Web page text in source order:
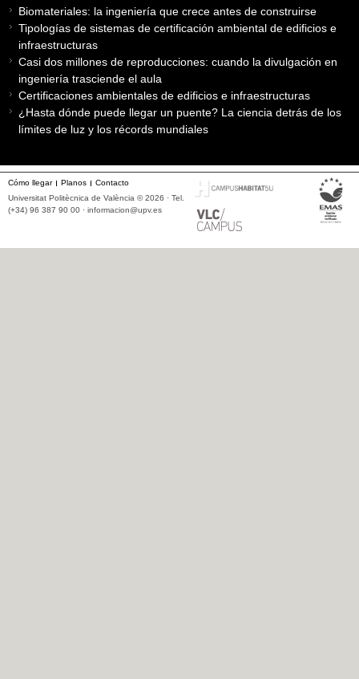
Biomateriales: la ingeniería que crece antes de construirse
Tipologías de sistemas de certificación ambiental de edificios e
infraestructuras
Casi dos millones de reproducciones: cuando la divulgación en
ingeniería trasciende el aula
Certificaciones ambientales de edificios e infraestructuras
¿Hasta dónde puede llegar un puente? La ciencia detrás de los
límites de luz y los récords mundiales
Cómo llegar Planos
Contacto
Universitat Politècnica de València © 2026 · Tel.
(+34) 96 387 90 00 · informacion@upv.es